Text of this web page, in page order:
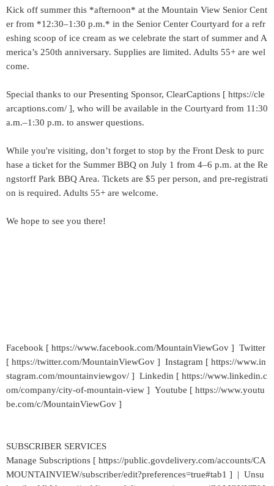
Kick off summer this *afternoon* at the Mountain View Senior Cent
er from *12:30–1:30 p.m.* in the Senior Center Courtyard for a refr
eshing scoop of ice cream as we celebrate the start of summer and A
merica’s 250th anniversary. Supplies are limited. Adults 55+ are wel
come.
Special thanks to our Presenting Sponsor, ClearCaptions [ https://cle
arcaptions.com/ ], who will be available in the Courtyard from 11:30
a.m.–1:30 p.m. to answer questions.
While you're visiting, don’t forget to stop by the Front Desk to purc
hase a ticket for the Summer BBQ on July 1 from 4–6 p.m. at the Re
ngstorff Park BBQ Area. Tickets are $5 per person, and pre-registrati
on is required. Adults 55+ are welcome.
We hope to see you there!
Facebook [ https://www.facebook.com/MountainViewGov ] Twitter
[ https://twitter.com/MountainViewGov ] Instagram [ https://www.in
stagram.com/mountainviewgov/ ] Linkedin [ https://www.linkedin.c
om/company/city-of-mountain-view ] Youtube [ https://www.youtu
be.com/c/MountainViewGov ]
SUBSCRIBER SERVICES
Manage Subscriptions [ https://public.govdelivery.com/accounts/CA
MOUNTAINVIEW/subscriber/edit?preferences=true#tab1 ] | Unsu